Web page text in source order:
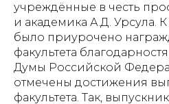
учреждённые в честь
и академика А.Д. Урсула.
было приурочено
факультета
Думы Российской
отмечены достижения
факультета. Так,